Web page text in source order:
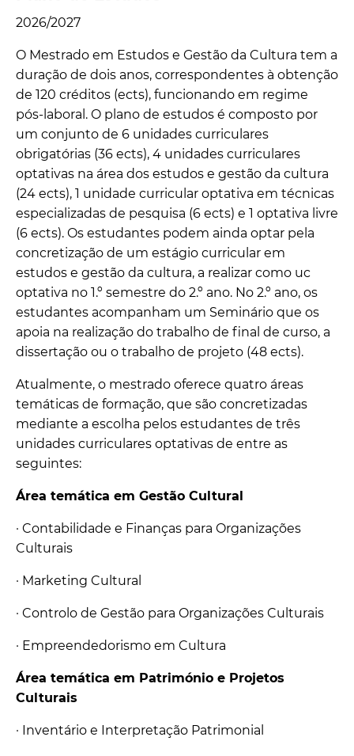
2026/2027
O Mestrado em Estudos e Gestão da Cultura tem a
duração de dois anos, correspondentes à obtenção
de 120 créditos (ects), funcionando em regime
pós-laboral. O plano de estudos é composto por
um conjunto de 6 unidades curriculares
obrigatórias (36 ects), 4 unidades curriculares
optativas na área dos estudos e gestão da cultura
(24 ects), 1 unidade curricular optativa em técnicas
especializadas de pesquisa (6 ects) e 1 optativa livre
(6 ects). Os estudantes podem ainda optar pela
concretização de um estágio curricular em
estudos e gestão da cultura, a realizar como uc
optativa no 1.º semestre do 2.º ano. No 2.º ano, os
estudantes acompanham um Seminário que os
apoia na realização do trabalho de final de curso, a
dissertação ou o trabalho de projeto (48 ects).
Atualmente, o mestrado oferece quatro áreas
temáticas de formação, que são concretizadas
mediante a escolha pelos estudantes de três
unidades curriculares optativas de entre as
seguintes:
Área temática em Gestão Cultural
· Contabilidade e Finanças para Organizações
Culturais
· Marketing Cultural
· Controlo de Gestão para Organizações Culturais
· Empreendedorismo em Cultura
Área temática em Património e Projetos
Culturais
· Inventário e Interpretação Patrimonial